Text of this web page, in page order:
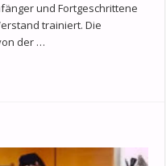
und Fortgeschrittene
trainiert. Die
der …